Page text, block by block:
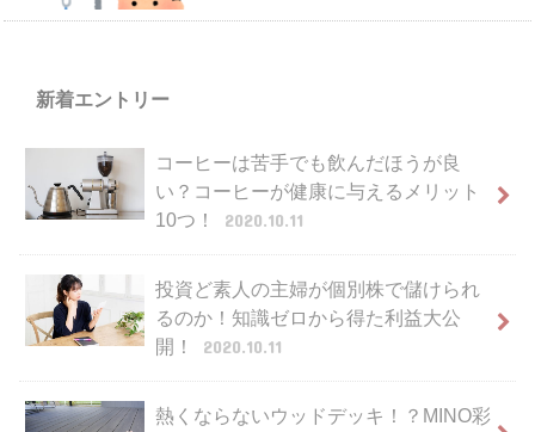
新着エントリー
コーヒーは苦手でも飲んだほうが良
い？コーヒーが健康に与えるメリット
10つ！
2020.10.11
投資ど素人の主婦が個別株で儲けられ
るのか！知識ゼロから得た利益大公
開！
2020.10.11
熱くならないウッドデッキ！？MINO彩